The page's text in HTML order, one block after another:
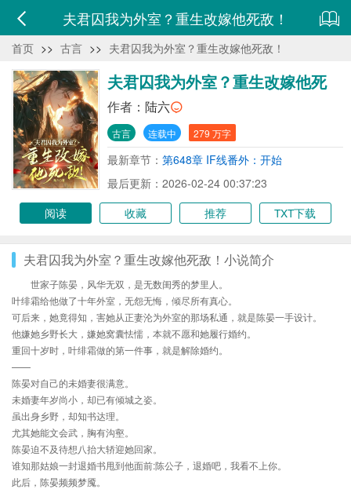
夫君囚我为外室？重生改嫁他死敌！
首页 >> 古言 >> 夫君囚我为外室？重生改嫁他死敌！
夫君囚我为外室？重生改嫁他死
敌！
作者： 陆六
古言 连载中 279 万字
最新章节： 第648章 IF线番外：开始
最后更新：2026-02-24 00:37:23
阅读
收藏 推荐 TXT下载
夫君囚我为外室？重生改嫁他死敌！小说简介
世家子陈晏，风华无双，是无数闺秀的梦里人。
叶绯霜给他做了十年外室，无怨无悔，倾尽所有真心。
可后来，她竟得知，害她从正妻沦为外室的那场私通，就是陈晏一手设计。
他嫌她乡野长大，嫌她窝囊怯懦，本就不愿和她履行婚约。
重回十岁时，叶绯霜做的第一件事，就是解除婚约。
——
陈晏对自己的未婚妻很满意。
未婚妻年岁尚小，却已有倾城之姿。
虽出身乡野，却知书达理。
尤其她能文会武，胸有沟壑。
陈晏迫不及待想八抬大轿迎她回家。
谁知那姑娘一封退婚书甩到他面前:陈公子，退婚吧，我看不上你。
此后，陈晏频频梦魇。